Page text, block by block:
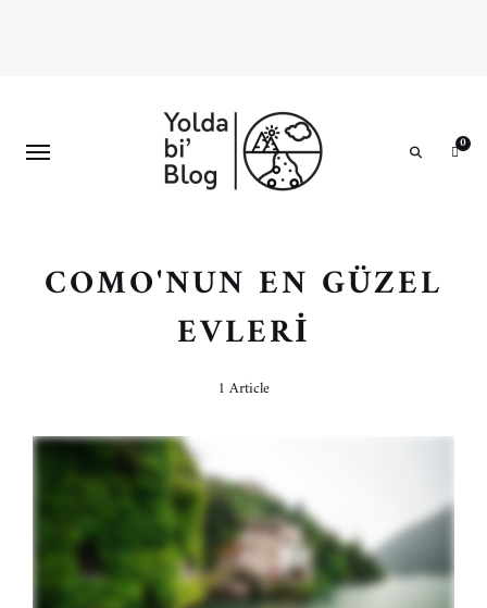
0
COMO'NUN EN GÜZEL
EVLERI
1 Article